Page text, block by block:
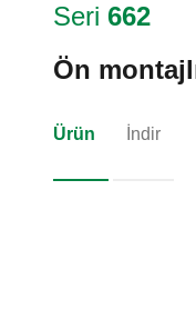
Seri 662
Ön
Ürün İndir